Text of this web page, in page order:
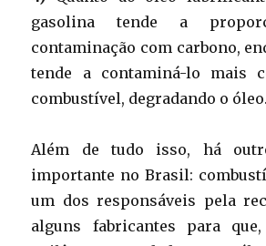
gasolina tende a
contaminação com carbono,
tende a contaminá-lo mais
combustível, degradando o óleo.
Além de tudo isso, há
importante no Brasil:
um dos responsáveis pela
alguns fabricantes para